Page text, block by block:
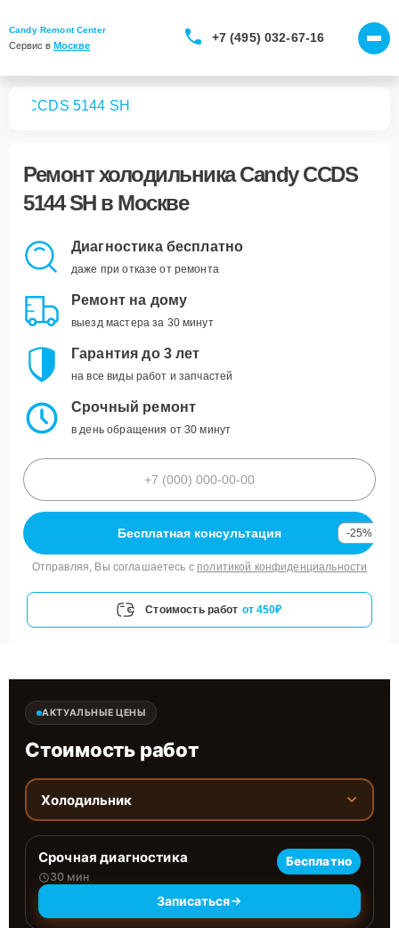
Candy Remont Center
Сервис в Москве
+7 (495) 032-67-16
CCDS 5144 SH
Ремонтхолодильника Candy CCDS
5144 SHв Москве
Диагностика бесплатно
даже при отказе от ремонта
Ремонт на дому
выезд мастера за 30 минут
Гарантия до 3 лет
на все виды работ и запчастей
Срочный ремонт
в день обращения от 30 минут
Бесплатная консультация -25%
Отправляя, Вы соглашаетесь с политикой конфиденциальности
Стоимость работ от 450₽
АКТУАЛЬНЫЕ ЦЕНЫ
Стоимость работ
Холодильник
Срочная диагностика
30 мин
Бесплатно
Записаться